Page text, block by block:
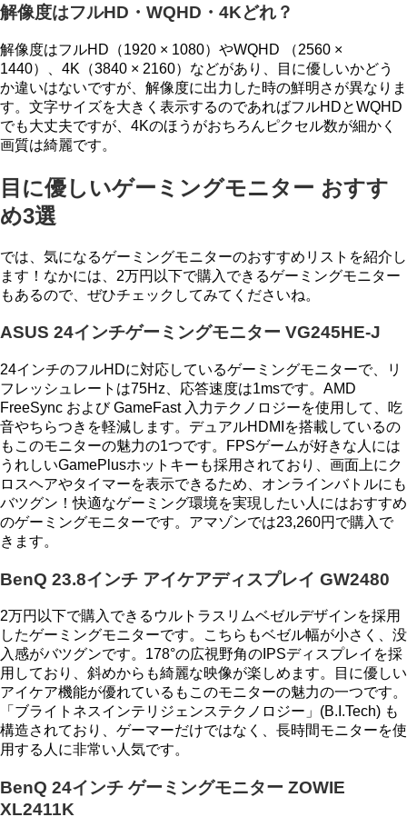
解像度はフルHD・WQHD・4Kどれ？
解像度はフルHD（1920 × 1080）やWQHD （2560 ×
1440）、4K（3840 × 2160）などがあり、目に優しいかどう
か違いはないですが、解像度に出力した時の鮮明さが異なりま
す。文字サイズを大きく表示するのであればフルHDとWQHD
でも大丈夫ですが、4Kのほうがおちろんピクセル数が細かく
画質は綺麗です。
目に優しいゲーミングモニター おすす
め3選
では、気になるゲーミングモニターのおすすめリストを紹介し
ます！なかには、2万円以下で購入できるゲーミングモニター
もあるので、ぜひチェックしてみてくださいね。
ASUS 24インチゲーミングモニター VG245HE-J
24インチのフルHDに対応しているゲーミングモニターで、リ
フレッシュレートは75Hz、応答速度は1msです。AMD
FreeSync および GameFast 入力テクノロジーを使用して、吃
音やちらつきを軽減します。デュアルHDMIを搭載しているの
もこのモニターの魅力の1つです。FPSゲームが好きな人には
うれしいGamePlusホットキーも採用されており、画面上にク
ロスヘアやタイマーを表示できるため、オンラインバトルにも
バツグン！快適なゲーミング環境を実現したい人にはおすすめ
のゲーミングモニターです。アマゾンでは23,260円で購入で
きます。
BenQ 23.8インチ アイケアディスプレイ GW2480
2万円以下で購入できるウルトラスリムベゼルデザインを採用
したゲーミングモニターです。こちらもベゼル幅が小さく、没
入感がバツグンです。178°の広視野角のIPSディスプレイを採
用しており、斜めからも綺麗な映像が楽しめます。目に優しい
アイケア機能が優れているもこのモニターの魅力の一つです。
「ブライトネスインテリジェンステクノロジー」(B.I.Tech) も
構造されており、ゲーマーだけではなく、長時間モニターを使
用する人に非常い人気です。
BenQ 24インチ ゲーミングモニター ZOWIE
XL2411K